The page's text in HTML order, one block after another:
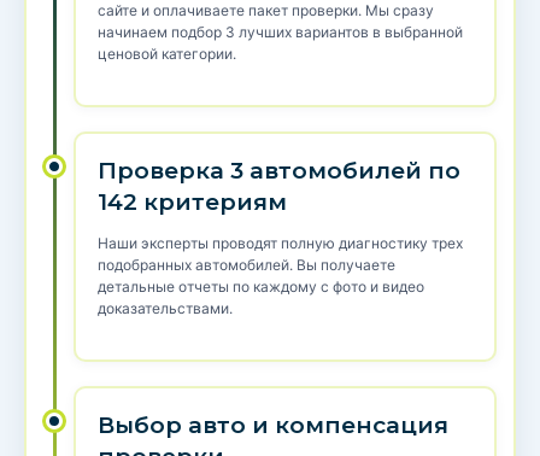
сайте и оплачиваете пакет проверки. Мы сразу
начинаем подбор 3 лучших вариантов в выбранной
ценовой категории.
Проверка 3 автомобилей по
142 критериям
Наши эксперты проводят полную диагностику трех
подобранных автомобилей. Вы получаете
детальные отчеты по каждому с фото и видео
доказательствами.
Выбор авто и компенсация